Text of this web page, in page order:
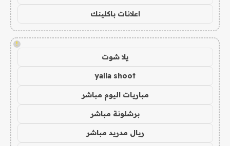
اعلانات باكلينك
!
يلا شوت
yalla shoot
مباريات اليوم مباشر
برشلونة مباشر
ريال مدريد مباشر